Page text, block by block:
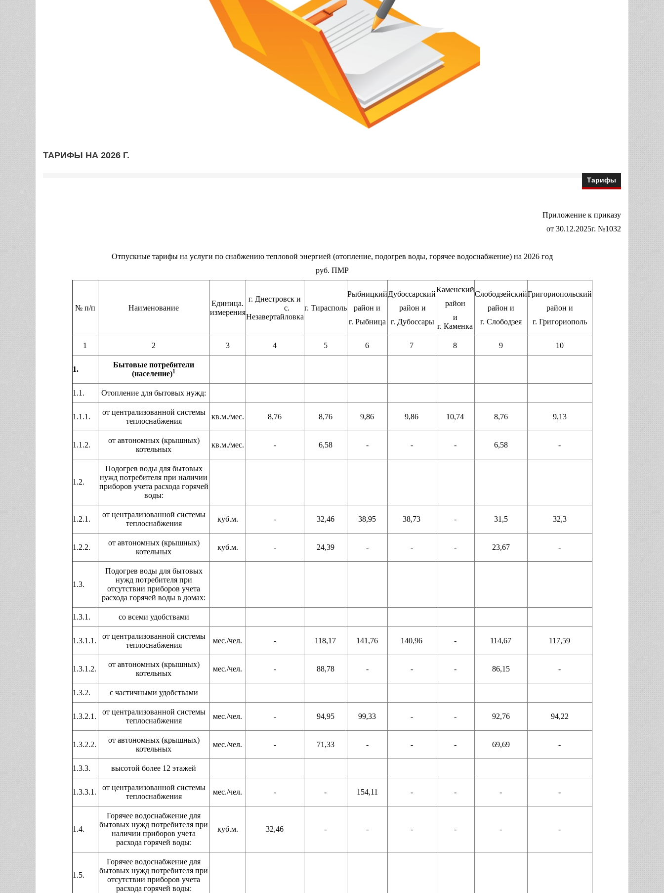
ТАРИФЫ НА 2026 Г.
Тарифы
Приложение к приказу
от 30.12.2025г. №1032
Отпускные тарифы на услуги по снабжению тепловой энергией (отопление, подогрев воды, горячее водоснабжение) на 2026 год
руб. ПМР
№ п/п Наименование
Единица.
измерения
г. Днестровск и
с.
Незавертайловка
г. Тирасполь
Рыбницкий
район и
г. Рыбница
Дубоссарский
район и
г. Дубоссары
Каменский
район
и
г. Каменка
Слободзейский
район и
г. Слободзея
Григориопольский
район и
г. Григориополь
1 2 3 4 5 6 7 8 9 10
1.
Бытовые потребители
(население)1
1.1. Отопление для бытовых нужд:
1.1.1.
от централизованной системы
теплоснабжения
кв.м./мес. 8,76 8,76 9,86 9,86 10,74 8,76 9,13
1.1.2.
от автономных (крышных)
котельных
кв.м./мес. - 6,58 - - - 6,58 -
1.2.
Подогрев воды для бытовых
нужд потребителя при наличии
приборов учета расхода горячей
воды:
1.2.1.
от централизованной системы
теплоснабжения
куб.м. - 32,46 38,95 38,73 - 31,5 32,3
1.2.2.
от автономных (крышных)
котельных
куб.м. - 24,39 - - - 23,67 -
1.3.
Подогрев воды для бытовых
нужд потребителя при
отсутствии приборов учета
расхода горячей воды в домах:
1.3.1. со всеми удобствами
1.3.1.1.
от централизованной системы
теплоснабжения
мес./чел. - 118,17 141,76 140,96 - 114,67 117,59
1.3.1.2.
от автономных (крышных)
котельных
мес./чел. - 88,78 - - - 86,15 -
1.3.2. с частичными удобствами
1.3.2.1.
от централизованной системы
теплоснабжения
мес./чел. - 94,95 99,33 - - 92,76 94,22
1.3.2.2.
от автономных (крышных)
котельных
мес./чел. - 71,33 - - - 69,69 -
1.3.3. высотой более 12 этажей
1.3.3.1.
от централизованной системы
теплоснабжения
мес./чел. - - 154,11 - - - -
1.4.
Горячее водоснабжение для
бытовых нужд потребителя при
наличии приборов учета
расхода горячей воды:
куб.м. 32,46 - - - - - -
1.5.
Горячее водоснабжение для
бытовых нужд потребителя при
отсутствии приборов учета
расхода горячей воды: